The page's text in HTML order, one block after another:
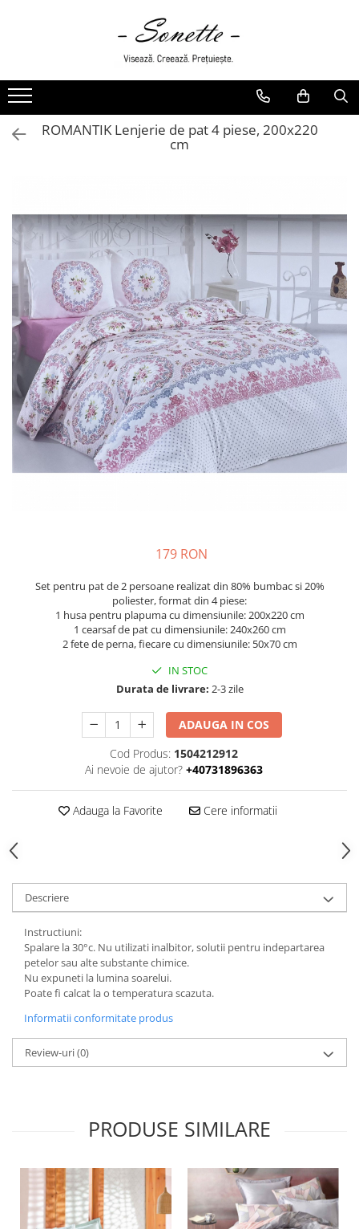
LENJERII DE PAT
LENJERII DE PAT CU PATURA
LENJERII DE PAT CU PILOTA SI
ROMANTIK Lenjerie de pat 4 piese, 200x220
cm
179 RON
Set pentru pat de 2 persoane realizat din 80% bumbac si 20%
poliester, format din 4 piese:
1 husa pentru plapuma cu dimensiunile: 200x220 cm
1 cearsaf de pat cu dimensiunile: 240x260 cm
2 fete de perna, fiecare cu dimensiunile: 50x70 cm
IN STOC
Durata de livrare: 2-3 zile
ADAUGA IN COS
Cod Produs: 1504212912
Ai nevoie de ajutor? +40731896363
Adauga la Favorite Cere informatii
Descriere
Instructiuni:
Spalare la 30°c. Nu utilizati inalbitor, solutii pentru indepartarea
petelor sau alte substante chimice.
Nu expuneti la lumina soarelui.
Poate fi calcat la o temperatura scazuta.
Informatii conformitate produs
Review-uri(0)
PRODUSE SIMILARE